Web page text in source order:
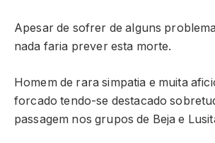
Apesar de sofrer de alguns
nada faria prever esta morte.
Homem de rara simpatia e muita
forcado tendo-se destacado
passagem nos grupos de Beja e